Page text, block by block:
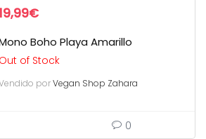
€
Boho Playa Amarillo
Out of Stock
porVegan Shop Zahara
0